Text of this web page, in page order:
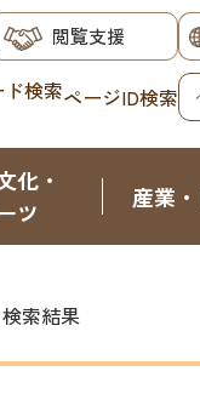
閲覧支援
検索ページID検索
化・
ツ
産業
索結果